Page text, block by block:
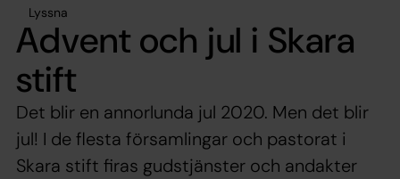
Lyssna
Advent och jul i Skara
stift
Det blir en annorlunda jul 2020. Men det blir
jul! I de flesta församlingar och pastorat i
Skara stift firas gudstjänster och andakter